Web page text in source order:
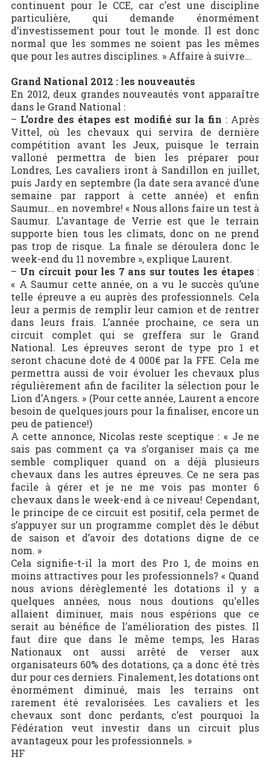
continuent pour le CCE, car c’est une discipline
particulière, qui demande énormément
d’investissement pour tout le monde. Il est donc
normal que les sommes ne soient pas les mêmes
que pour les autres disciplines. » Affaire à suivre…
Grand National 2012 : les nouveautés
En 2012, deux grandes nouveautés vont apparaître
dans le Grand National :
– L’ordre des étapes est modifié sur la fin : Après
Vittel, où les chevaux qui servira de dernière
compétition avant les Jeux, puisque le terrain
valloné permettra de bien les préparer pour
Londres, Les cavaliers iront à Sandillon en juillet,
puis Jardy en septembre (la date sera avancé d’une
semaine par rapport à cette année) et enfin
Saumur… en novembre! « Nous allons faire un test à
Saumur. L’avantage de Verrie est que le terrain
supporte bien tous les climats, donc on ne prend
pas trop de risque. La finale se déroulera donc le
week-end du 11 novembre », explique Laurent.
– Un circuit pour les 7 ans sur toutes les étapes :
« A Saumur cette année, on a vu le succès qu’une
telle épreuve a eu auprès des professionnels. Cela
leur a permis de remplir leur camion et de rentrer
dans leurs frais. L’année prochaine, ce sera un
circuit complet qui se greffera sur le Grand
National. Les épreuves seront de type pro 1 et
seront chacune doté de 4 000€ par la FFE. Cela me
permettra aussi de voir évoluer les chevaux plus
régulièrement afin de faciliter la sélection pour le
Lion d’Angers. » (Pour cette année, Laurent a encore
besoin de quelques jours pour la finaliser, encore un
peu de patience!)
A cette annonce, Nicolas reste sceptique : « Je ne
sais pas comment ça va s’organiser mais ça me
semble compliquer quand on a déjà plusieurs
chevaux dans les autres épreuves. Ce ne sera pas
facile à gérer et je ne me vois pas monter 6
chevaux dans le week-end à ce niveau! Cependant,
le principe de ce circuit est positif, cela permet de
s’appuyer sur un programme complet dès le début
de saison et d’avoir des dotations digne de ce
nom. »
Cela signifie-t-il la mort des Pro 1, de moins en
moins attractives pour les professionnels? « Quand
nous avions dérèglementé les dotations il y a
quelques années, nous nous doutions qu’elles
allaient diminuer, mais nous espérions que ce
serait au bénéfice de l’amélioration des pistes. Il
faut dire que dans le même temps, les Haras
Nationaux ont aussi arrêté de verser aux
organisateurs 60% des dotations, ça a donc été très
dur pour ces derniers. Finalement, les dotations ont
énormément diminué, mais les terrains ont
rarement été revalorisées. Les cavaliers et les
chevaux sont donc perdants, c’est pourquoi la
Fédération veut investir dans un circuit plus
avantageux pour les professionnels. »
HF